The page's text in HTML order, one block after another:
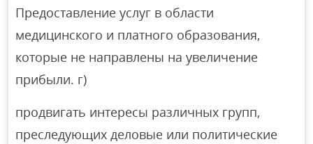
Предоставление услуг в области
медицинского и платного образования,
которые не направлены на увеличение
прибыли. г)
продвигать интересы различных групп,
преследующих деловые или политические